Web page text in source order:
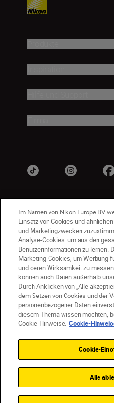
AT Nikon Sites
Kontaktieren Sie uns
Nutzungsbedingungen
Geschäftsbedingungen
Cookie-Hinweise
Cookie-Einstellungen
© 2026 Nikon
Im Namen von Nikon Europe BV
Einsatz von Cookies und
und Marketingzwecken
Analyse-Cookies, um aus den
Benutzerinformationen zu lernen.
Marketing-Cookies, um Werbung
und deren Wirksamkeit zu
können auch Daten außerhalb
Durch Anklicken von „Alle
dem Setzen von Cookies und der
personenbezogener Daten
diesem Thema wissen möchten,
Cookie-Hinweise. Cookie-
Cookie-
Alle